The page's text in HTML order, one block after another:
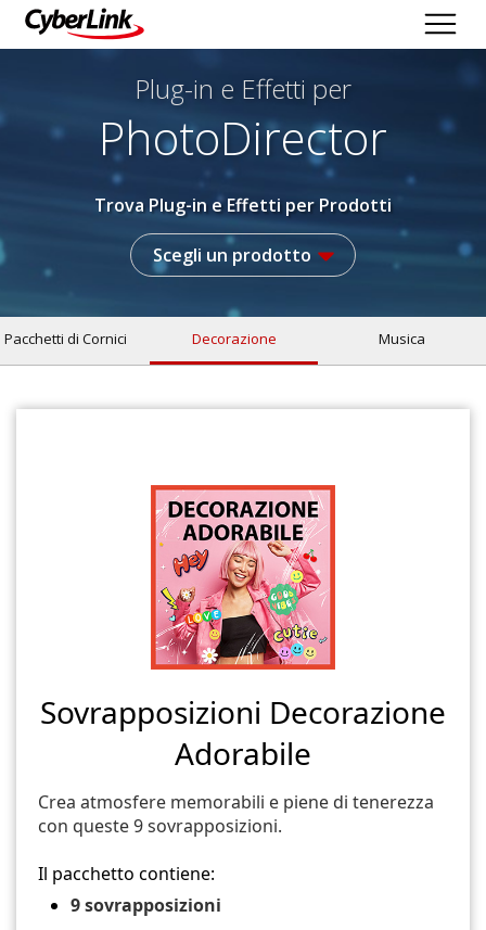
Plug-in e Effetti per
PhotoDirector
Trova Plug-in e Effetti per Prodotti
Scegli un prodotto
Pacchetti di Cornici Decorazione Musica
Sovrapposizioni Decorazione
Adorabile
Crea atmosfere memorabili e piene di tenerezza
con queste 9 sovrapposizioni.
Il pacchetto contiene:
9 sovrapposizioni